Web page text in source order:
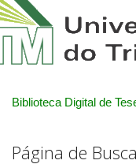
Biblioteca Digital de
Página de Busca